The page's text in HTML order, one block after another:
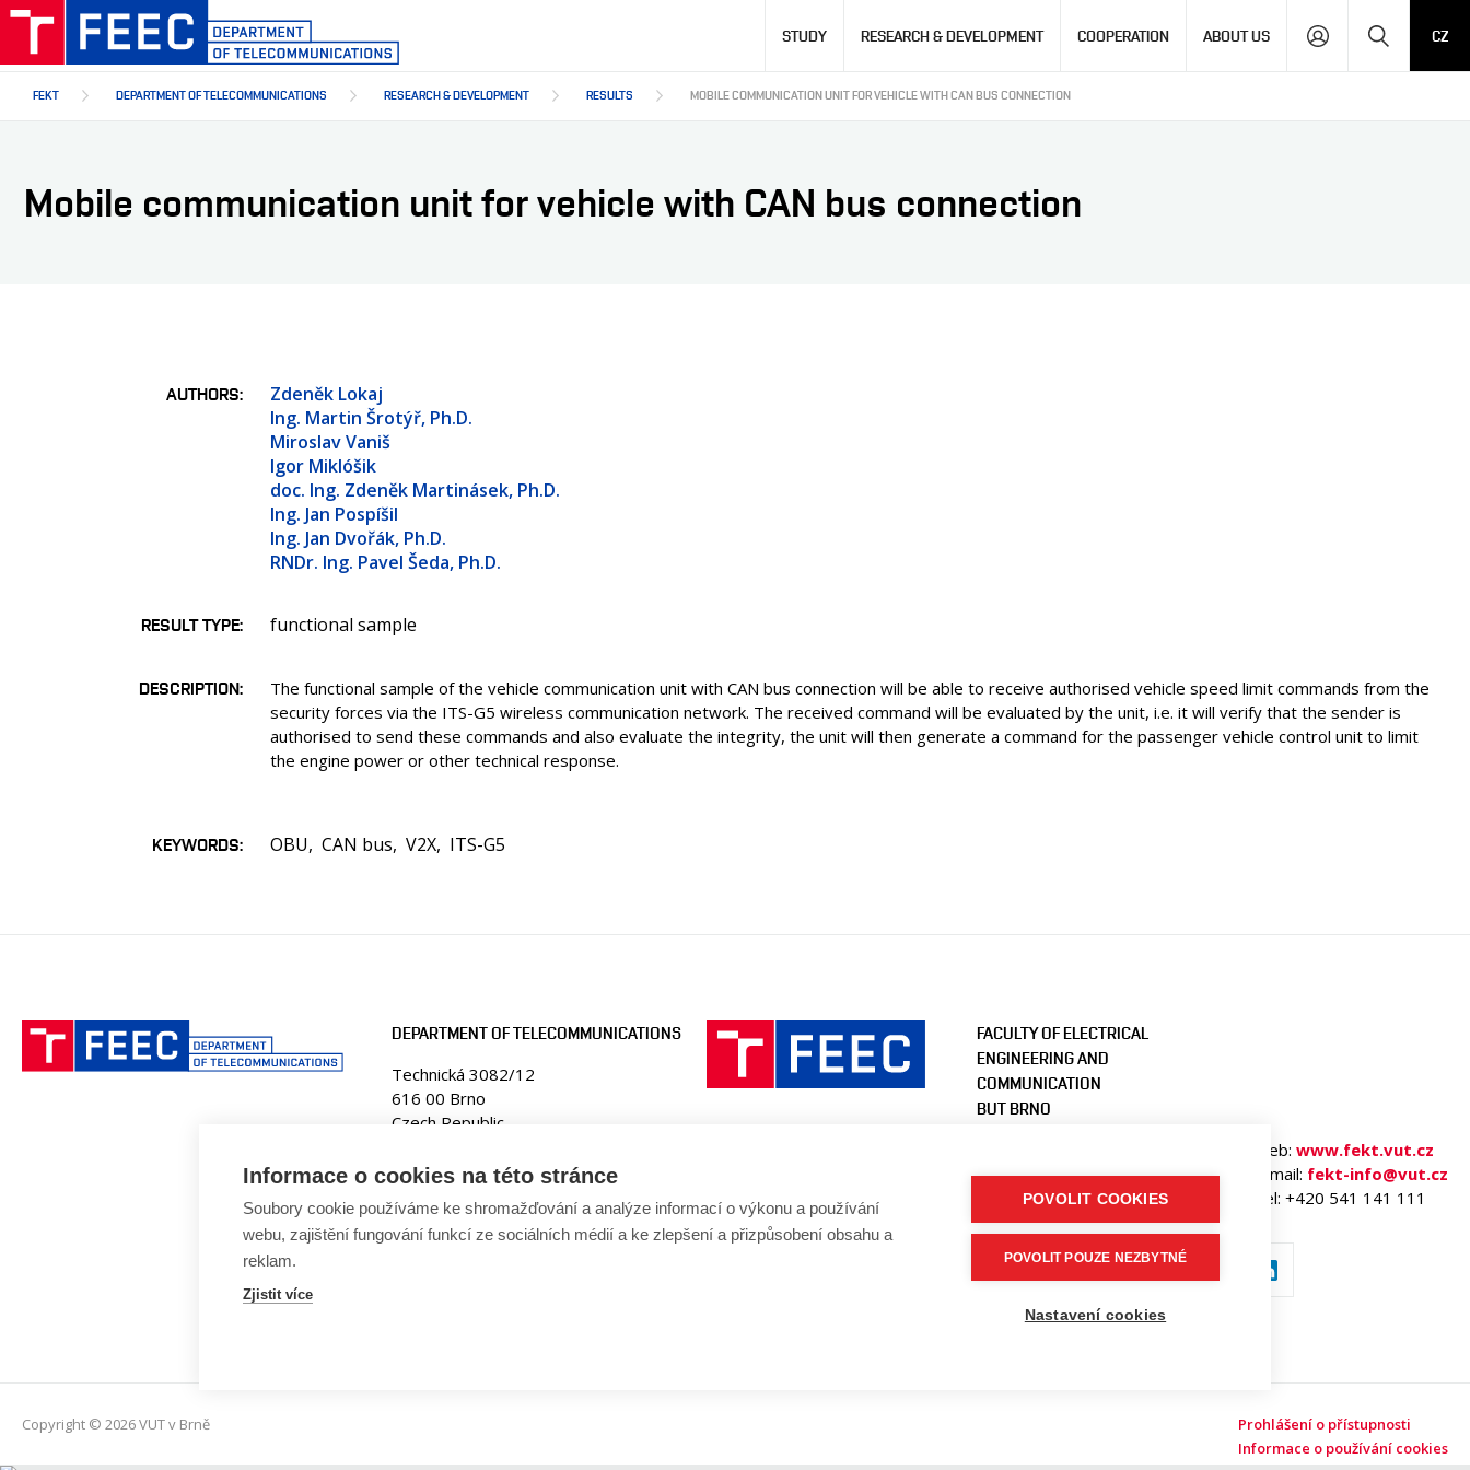
Skip
main
STUDY RESEARCH & DEVELOPMENT COOPERATION ABOUT US CZ
FEKT DEPARTMENT OF TELECOMMUNICATIONS RESEARCH & DEVELOPMENT RESULTS MOBILE COMMUNICATION UNIT FOR VEHICLE WITH CAN BUS CONNECTION
Mobile communication unit for vehicle with CAN bus connection
AUTHORS
Zdeněk Lokaj
Ing. Martin Šrotýř, Ph.D.
Miroslav Vaniš
Igor Miklóšik
doc. Ing. Zdeněk Martinásek, Ph.D.
Ing. Jan Pospíšil
Ing. Jan Dvořák, Ph.D.
RNDr. Ing. Pavel Šeda, Ph.D.
RESULT TYPE functional sample
DESCRIPTION
The functional sample of the vehicle communication unit with CAN bus connection will be able to receive authorised vehicle speed limit commands from the
security forces via the ITS-G5 wireless communication network. The received command will be evaluated by the unit, i.e. it will verify that the sender is
authorised to send these commands and also evaluate the integrity, the unit will then generate a command for the passenger vehicle control unit to limit
the engine power or other technical response.
KEYWORDS OBU CAN bus V2X ITS-G5
DEPARTMENT OF TELECOMMUNICATIONS
Technická 3082/12
616 00 Brno
Czech Republic
Web:
www.utko.fekt.vut.cz
E-mail:fekt-utko@vut.cz
Tel. +420 541 146 990
FACULTY OF ELECTRICAL
ENGINEERING AND
COMMUNICATION
BUT BRNO
616 00 Brno
Czech Republic
Web: www.fekt.vut.cz
E-mail: fekt-info@vut.cz
Tel: +420 541 141 111
Copyright © 2026 VUT v Brně
Prohlášení o přístupnosti
Informace o používání cookies
Informace o cookies na této stránce
Soubory cookie používáme ke shromažďování a analýze informací o výkonu a používání
webu, zajištění fungování funkcí ze sociálních médií a ke zlepšení a přizpůsobení obsahu a
reklam.
Zjistit více
POVOLIT COOKIES
POVOLIT POUZE NEZBYTNÉ
Nastavení cookies